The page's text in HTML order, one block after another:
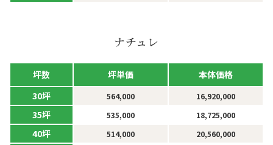
ナチュレ
坪数 坪単価
本体価格
30坪
564,000 16,920,000
35坪 535,000 18,725,000
40坪 514,000 20,560,000